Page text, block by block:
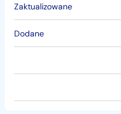
Zaktualizowane
Dodane